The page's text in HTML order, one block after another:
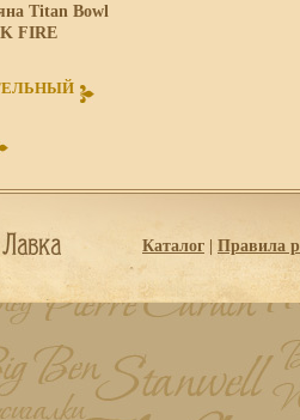
Titan Bowl
FIRE
Каталог Правила